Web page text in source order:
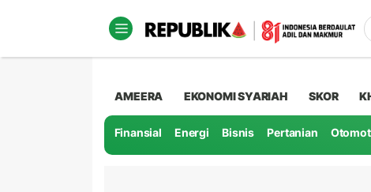
AMEERA EKONOMI SYARIAH SKOR
Finansial Energi Bisnis Pertanian